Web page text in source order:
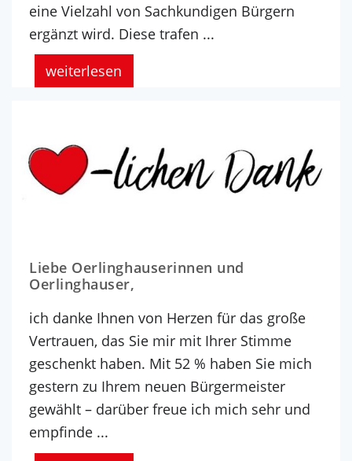
eine Vielzahl von Sachkundigen Bürgern
ergänzt wird. Diese trafen ...
weiterlesen
Liebe Oerlinghauserinnen und
Oerlinghauser,
ich danke Ihnen von Herzen für das große
Vertrauen, das Sie mir mit Ihrer Stimme
geschenkt haben. Mit 52 % haben Sie mich
gestern zu Ihrem neuen Bürgermeister
gewählt – darüber freue ich mich sehr und
empfinde ...